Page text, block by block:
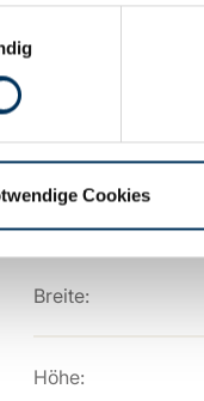
Cookies
Breite:
Höhe: